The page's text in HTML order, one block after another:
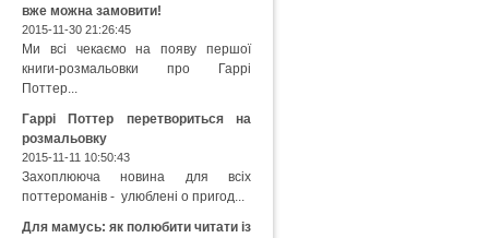
вже можна замовити!
2015-11-30 21:26:45
Ми всі чекаємо на появу першої
книги-розмальовки про Гаррі
Поттер...
Гаррі Поттер перетвориться на
розмальовку
2015-11-11 10:50:43
Захоплююча новина для всіх
поттероманів - улюблені о пригод...
Для мамусь: як полюбити читати із